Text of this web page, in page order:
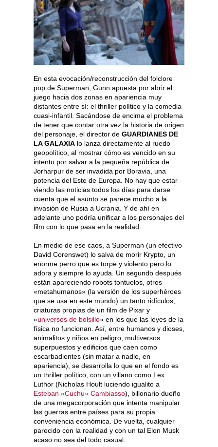
En esta evocación/reconstrucción del folclore
pop de Superman, Gunn apuesta por abrir el
juego hacia dos zonas en apariencia muy
distantes entre sí: el thriller político y la comedia
cuasi-infantil. Sacándose de encima el problema
de tener que contar otra vez la historia de origen
del personaje, el director de GUARDIANES DE
LA GALAXIA lo lanza directamente al ruedo
geopolítico, al mostrar cómo es vencido en su
intento por salvar a la pequeña república de
Jorharpur de ser invadida por Boravia, una
potencia del Este de Europa. No hay que estar
viendo las noticias todos los días para darse
cuenta que el asunto se parece mucho a la
invasión de Rusia a Ucrania. Y de ahí en
adelante uno podría unificar a los personajes del
film con lo que pasa en la realidad.
En medio de ese caos, a Superman (un efectivo
David Corenswet) lo salva de morir Krypto, un
enorme perro que es torpe y violento pero lo
adora y siempre lo ayuda. Un segundo después
están apareciendo robots tontuelos, otros
«metahumanos» (la versión de los superhéroes
que se usa en este mundo) un tanto ridículos,
criaturas propias de un film de Pixar y
«universos de bolsillo» en los que las leyes de la
física no funcionan. Así, entre humanos y dioses,
animalitos y niños en peligro, multiversos
superpuestos y edificios que caen como
escarbadientes (sin matar a nadie, en
apariencia), se desarrolla lo que en el fondo es
un thriller político, con un villano como Lex
Luthor (Nicholas Hoult luciendo igualito a
Esteban «Cuchu» Cambiasso), billonario dueño
de una megacorporación que intenta manipular
las guerras entre países para su propia
conveniencia económica. De vuelta, cualquier
parecido con la realidad y con un tal Elon Musk
acaso no sea del todo casual.